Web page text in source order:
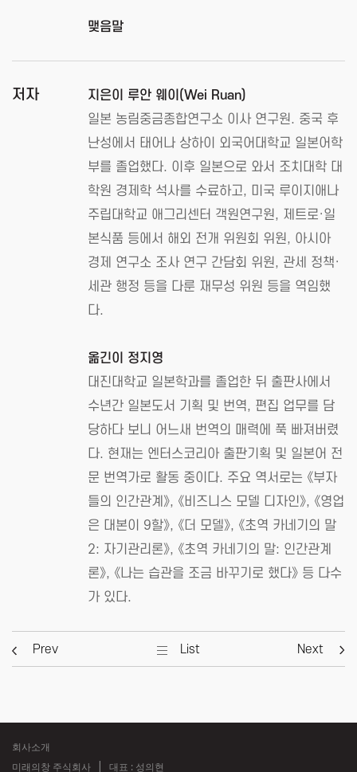
맺음말
저자
지은이 루안 웨이(Wei Ruan)
일본 농림중금종합연구소 이사 연구원. 중국 후
난성에서 태어나 상하이 외국어대학교 일본어학
부를 졸업했다. 이후 일본으로 와서 조치대학 대
학원 경제학 석사를 수료하고, 미국 루이지애나
주립대학교 애그리센터 객원연구원, 제트로·일
본식품 등에서 해외 전개 위원회 위원, 아시아
경제 연구소 조사 연구 간담회 위원, 관세 정책·
세관 행정 등을 다룬 재무성 위원 등을 역임했
다.
옮긴이 정지영
대진대학교 일본학과를 졸업한 뒤 출판사에서
수년간 일본도서 기획 및 번역, 편집 업무를 담
당하다 보니 어느새 번역의 매력에 푹 빠져버렸
다. 현재는 엔터스코리아 출판기획 및 일본어 전
문 번역가로 활동 중이다. 주요 역서로는 《부자
들의 인간관계》, 《비즈니스 모델 디자인》, 《영업
은 대본이 9할》, 《더 모델》, 《초역 카네기의 말
2: 자기관리론》, 《초역 카네기의 말: 인간관계
론》, 《나는 습관을 조금 바꾸기로 했다》 등 다수
가 있다.
Prev List Next
회사소개
미래의창 주식회사
대표 : 성의현